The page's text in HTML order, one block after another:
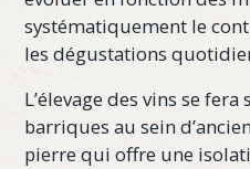
systématiquement le
les dégustations
L’élevage des vins se
barriques au sein
pierre qui offre une